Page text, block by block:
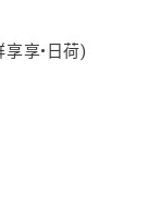
享•日荷)